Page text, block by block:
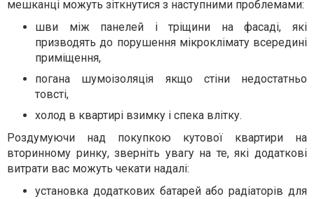
мешканці можуть зіткнутися з наступними проблемами:
шви між панелей і тріщини на фасаді, які
призводять до порушення мікроклімату всередині
приміщення,
погана шумоізоляція якщо стіни недостатньо
товсті,
холод в квартирі взимку і спека влітку.
Роздумуючи над покупкою кутової квартири на
вторинному ринку, зверніть увагу на те, які додаткові
витрати вас можуть чекати надалі:
установка додаткових батарей або радіаторів для